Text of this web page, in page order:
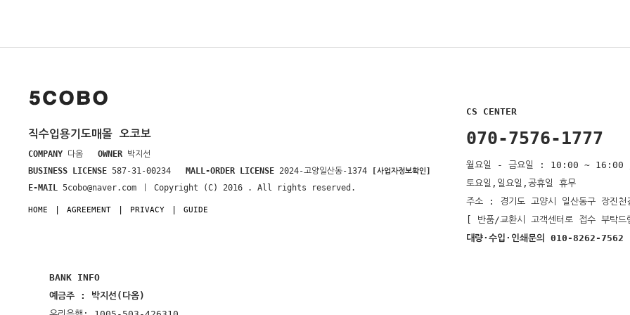
직수입용기도매몰 오코보
COMPANY 다옴 OWNER 박지선
BUSINESS LICENSE 587-31-00234 MALL-ORDER LICENSE 2024-고양일산동-1374 [사업자정보확인]
E-MAIL 5cobo@naver.com ㅣ Copyright (C) 2016 . All rights reserved.
HOME AGREEMENT PRIVACY GUIDE
CS CENTER
070-7576-1777
월요일 - 금요일 : 10:00 ~
토요일,일요일,공휴일 휴무
주소 : 경기도 고양시 일산동구 장진천
[ 반품/교환시 고객센터로 접수 부탁드
대량·수입·인쇄문의 010-8262-7562
BANK INFO
예금주 : 박지선(다옴)